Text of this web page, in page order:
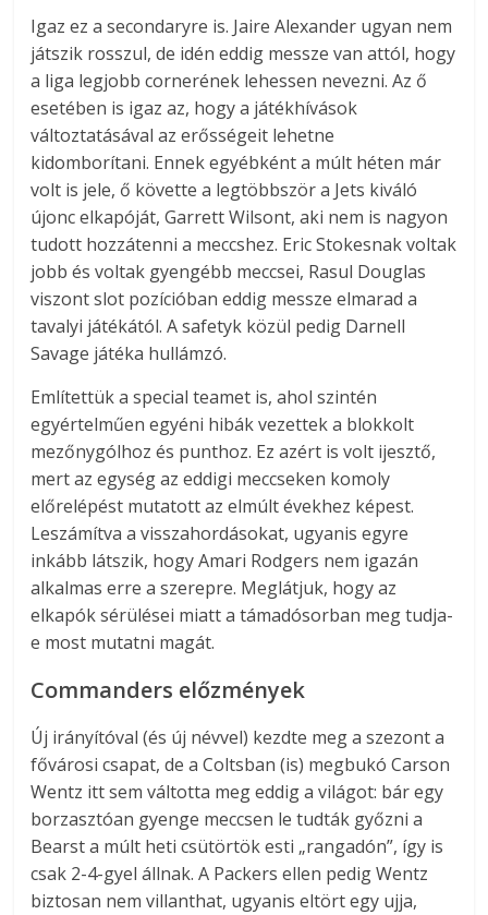
Igaz ez a secondaryre is. Jaire Alexander ugyan nem
játszik rosszul, de idén eddig messze van attól, hogy
a liga legjobb cornerének lehessen nevezni. Az ő
esetében is igaz az, hogy a játékhívások
változtatásával az erősségeit lehetne
kidomborítani. Ennek egyébként a múlt héten már
volt is jele, ő követte a legtöbbször a Jets kiváló
újonc elkapóját, Garrett Wilsont, aki nem is nagyon
tudott hozzátenni a meccshez. Eric Stokesnak voltak
jobb és voltak gyengébb meccsei, Rasul Douglas
viszont slot pozícióban eddig messze elmarad a
tavalyi játékától. A safetyk közül pedig Darnell
Savage játéka hullámzó.
Említettük a special teamet is, ahol szintén
egyértelműen egyéni hibák vezettek a blokkolt
mezőnygólhoz és punthoz. Ez azért is volt ijesztő,
mert az egység az eddigi meccseken komoly
előrelépést mutatott az elmúlt évekhez képest.
Leszámítva a visszahordásokat, ugyanis egyre
inkább látszik, hogy Amari Rodgers nem igazán
alkalmas erre a szerepre. Meglátjuk, hogy az
elkapók sérülései miatt a támadósorban meg tudja-
e most mutatni magát.
Commanders előzmények
Új irányítóval (és új névvel) kezdte meg a szezont a
fővárosi csapat, de a Coltsban (is) megbukó Carson
Wentz itt sem váltotta meg eddig a világot: bár egy
borzasztóan gyenge meccsen le tudták győzni a
Bearst a múlt heti csütörtök esti „rangadón”, így is
csak 2-4-gyel állnak. A Packers ellen pedig Wentz
biztosan nem villanthat, ugyanis eltört egy ujja,